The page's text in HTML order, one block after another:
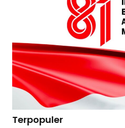
Terpopuler